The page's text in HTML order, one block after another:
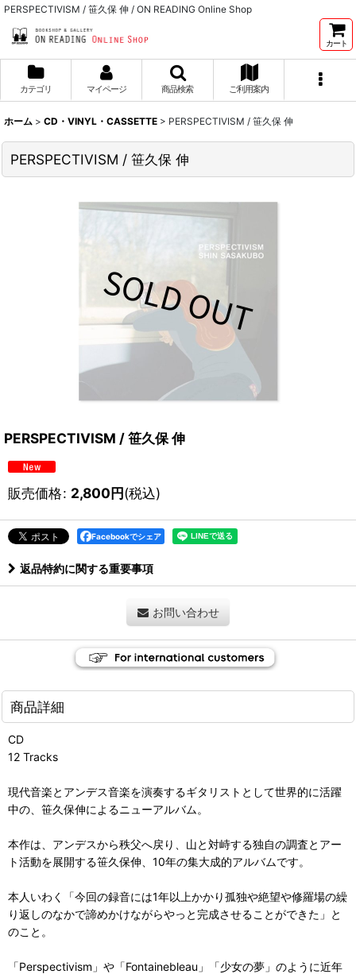
PERSPECTIVISM / 笹久保 伸 / ON READING Online Shop
カート
カテゴリ マイページ 商品検索 ご利用案内
ホーム > CD・VINYL・CASSETTE > PERSPECTIVISM / 笹久保 伸
PERSPECTIVISM / 笹久保 伸
PERSPECTIVISM / 笹久保 伸
販売価格: 2,800円(税込)
Facebookでシェア
返品特約に関する重要事項
お問い合わせ
商品詳細
CD
12 Tracks
現代音楽とアンデス音楽を演奏するギタリストとして世界的に活躍
中の、笹久保伸によるニューアルバム。
本作は、アンデスから秩父へ戻り、山と対峙する独自の調査とアー
ト活動を展開する笹久保伸、10年の集大成的アルバムです。
本人いわく「今回の録音には1年以上かかり孤独や絶望や修羅場の繰
り返しのなかで諦めかけながらやっと完成させることができた」と
のこと。
「Perspectivism」や「Fontainebleau」「少女の夢」のように近年